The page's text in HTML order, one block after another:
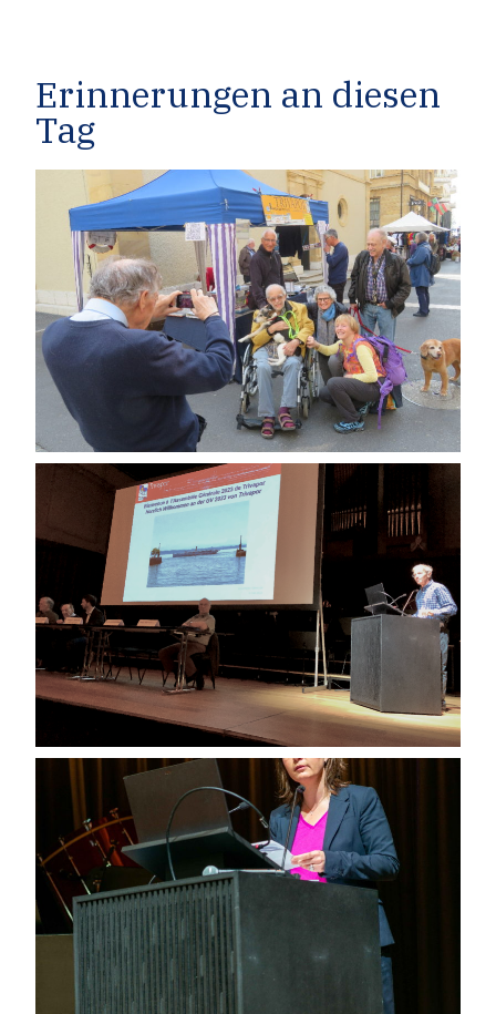
Erinnerungen an diesen
Tag